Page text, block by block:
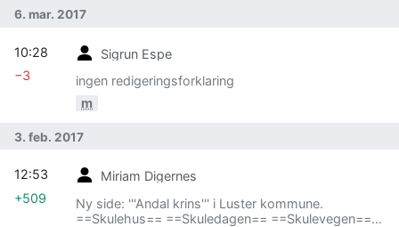
6. mar. 2017
Sigrun Espe
ingen redigeringsforklaring
m
10:28
−3
3. feb. 2017
Miriam Digernes
Ny side: '''Andal krins''' i Luster kommune.
==Skulehus== ==Skuledagen== ==Skulevegen==
12:53
+509